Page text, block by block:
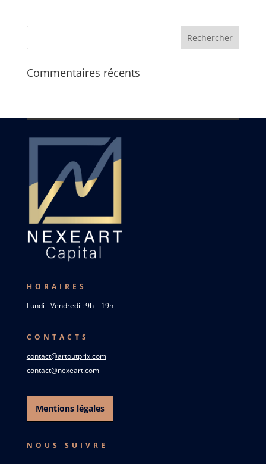
Commentaires récents
HORAIRES
Lundi - Vendredi : 9h – 19h
CONTACTS
contact@artoutprix.com
contact@nexeart.com
Mentions légales
NOUS SUIVRE